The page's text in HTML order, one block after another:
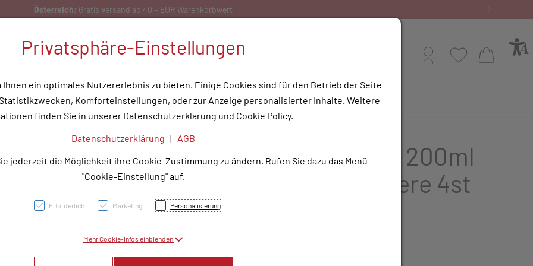
Profil WunschlisteWarenkorb
Medizinische Hilfsmittel Tipps & Wissen Service
Unsere Apotheke
Fortimel/complete 200ml
Vitalflasche Erdbeere 4st
Privatsphäre-Einstellungen
ein optimales Nutzererlebnis zu bieten. Einige Cookies sind für den Betrieb der Seite
Komforteinstellungen, oder zur Anzeige personalisierter Inhalte. Weitere
finden Sie in unserer Datenschutzerklärung und Cookie Policy.
Datenschutzerklärung | AGB
jederzeit die Möglichkeit ihre Cookie-Zustimmung zu ändern. Rufen Sie dazu das Menü
"Cookie-Einstellung" auf.
Erforderlich Marketing Personalisierung
Mehr Cookie-Infos einblenden